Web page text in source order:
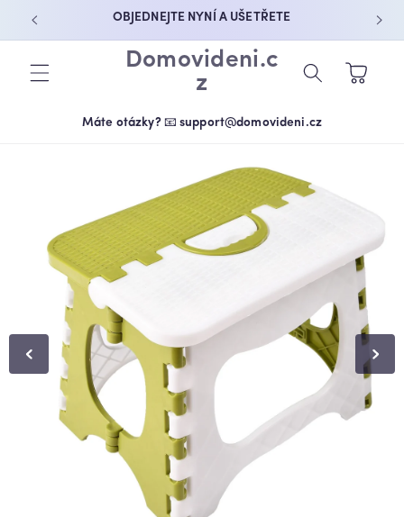
PŘEJÍT K
OBJEDNEJTE NYNÍ A UŠETŘETE
Domovideni.c
z
Košík
Máte otázky? 📧 support@domovideni.cz